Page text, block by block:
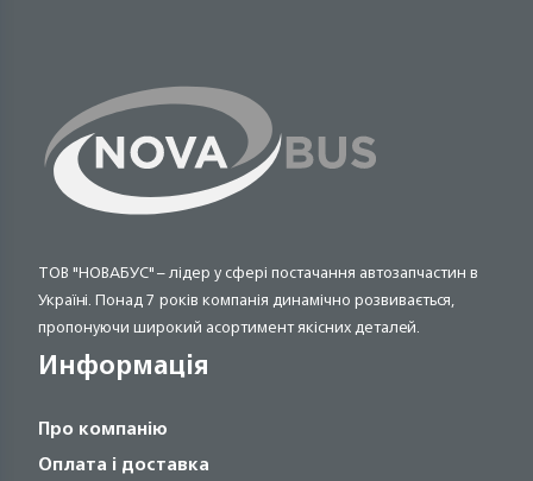
ТОВ "НОВАБУС" – лідер у сфері постачання автозапчастин в
Україні. Понад 7 років компанія динамічно розвивається,
пропонуючи широкий асортимент якісних деталей.
Информація
Про компанію
Оплата і доставка